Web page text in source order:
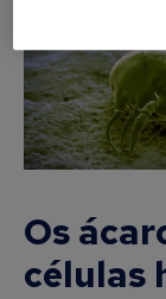
Os
células